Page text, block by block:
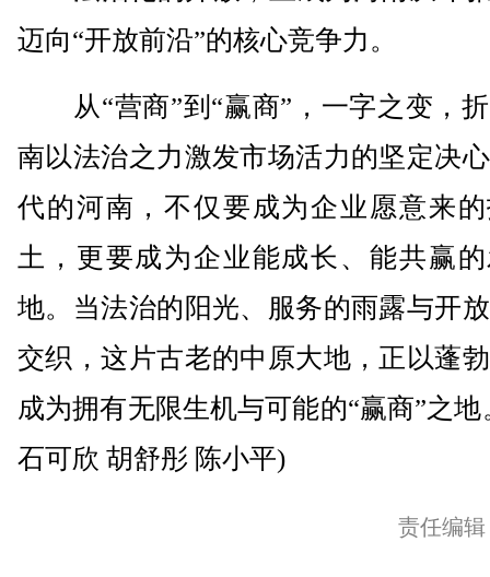
迈向“开放前沿”的核心竞争力。
从“营商”到“赢商”，一字之变，
南以法治之力激发市场活力的坚定决
代的河南，不仅要成为企业愿意来
土，更要成为企业能成长、能共赢
地。当法治的阳光、服务的雨露与开
交织，这片古老的中原大地，正以蓬
成为拥有无限生机与可能的“赢商”之地
石可欣 胡舒彤 陈小平)
责任编